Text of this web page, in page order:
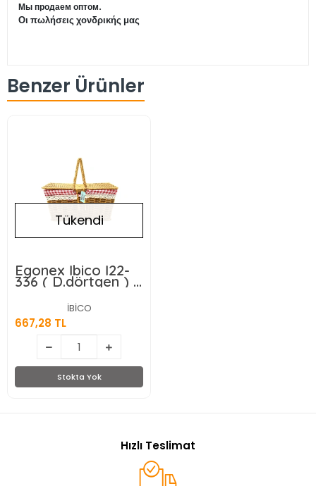
Мы продаем оптом.
Οι πωλήσεις χονδρικής μας
Benzer Ürünler
Tükendi
Egonex İbico İ22-
336 ( D.dörtgen ) (
Hasır ) ( Piknik
Sepeti ) (
Dekoratif Çok
Amaçlı Sepet ) (
Kola Tak Kulp ) (
Çift Kapak ) (
41x26x18cm)*12=k
İBİCO
667,28 TL
Stokta Yok
Hızlı Teslimat